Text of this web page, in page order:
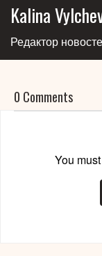
Kalina
Редактор
0 Comments
You